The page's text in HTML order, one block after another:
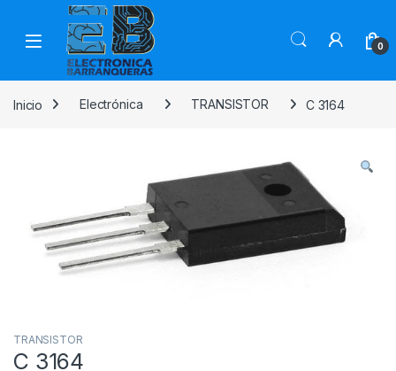
0
Inicio Electrónica TRANSISTOR C 3164
TRANSISTOR
C 3164